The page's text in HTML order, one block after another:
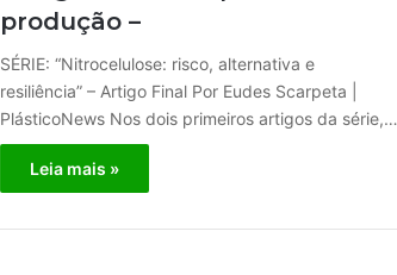
produção –
SÉRIE: “Nitrocelulose: risco, alternativa e
resiliência” – Artigo Final Por Eudes Scarpeta |
PlásticoNews Nos dois primeiros artigos da série,…
Leia mais »